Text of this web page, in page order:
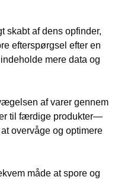
skabt af dens opfinder,
efterspørgsel efter en
mere data og
af varer gennem
til færdige produkter—
overvåge og optimere
måde at spore og